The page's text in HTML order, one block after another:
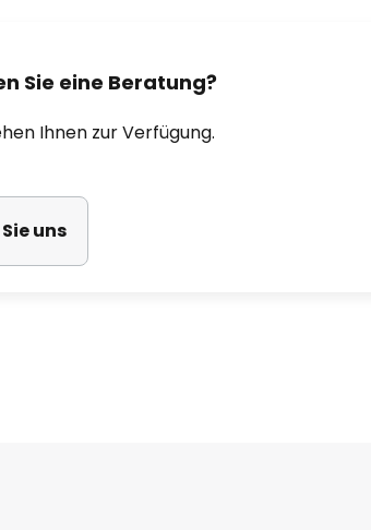
Sie eine Beratung?
Ihnen zur Verfügung.
uns